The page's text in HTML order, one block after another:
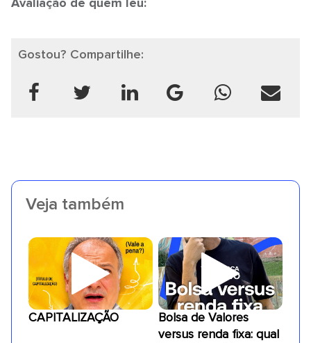
Gostou? Compartilhe:
Veja também
CAPITALIZAÇÃO
Bolsa de Valores
versus renda fixa: qual